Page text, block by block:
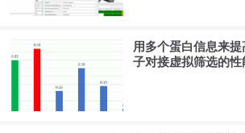
用多个蛋白信息来
子对接虚拟筛选的性